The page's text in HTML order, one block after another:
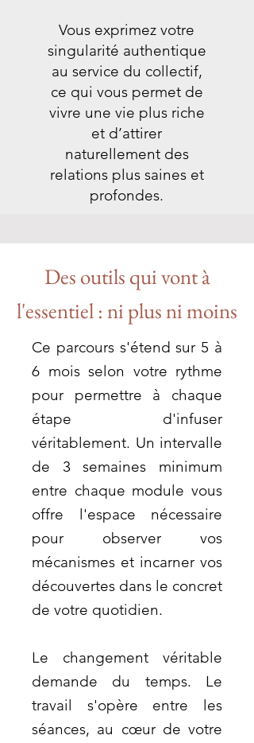
Vous exprimez votre
singularité authentique
au service du collectif,
ce qui vous permet de
vivre une vie plus riche
et d’attirer
naturellement des
relations plus saines et
profondes.
Des outils qui vont à
l'essentiel : ni plus ni moins
Ce parcours s'étend sur 5 à
6 mois selon votre rythme
pour permettre à chaque
étape d'infuser
véritablement. Un intervalle
de 3 semaines minimum
entre chaque module vous
offre l'espace nécessaire
pour observer vos
mécanismes et incarner vos
découvertes dans le concret
de votre quotidien.
Le changement véritable
demande du temps. Le
travail s'opère entre les
séances, au cœur de votre